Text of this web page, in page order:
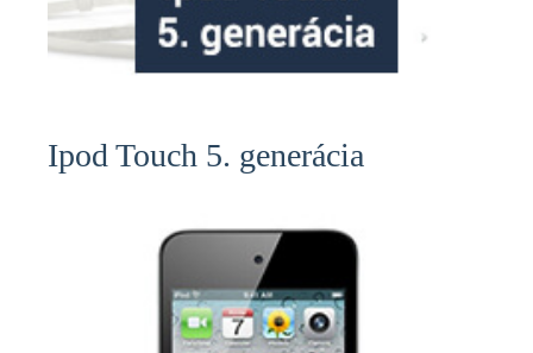
Ipod Touch 5. generácia